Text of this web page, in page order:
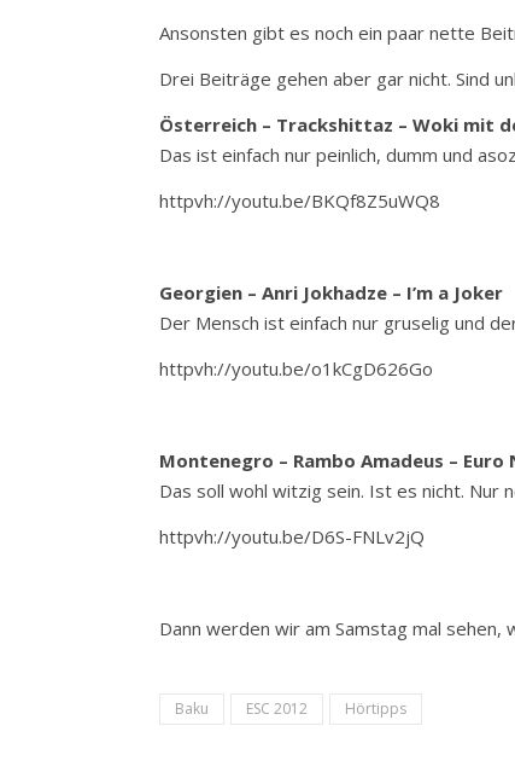
Ansonsten gibt es noch ein paar nette
Drei Beiträge gehen aber gar nicht. Sind
Österreich – Trackshittaz – Woki mit
Das ist einfach nur peinlich, dumm und
httpvh://youtu.be/BKQf8Z5uWQ8
Georgien – Anri Jokhadze – I’m a Joker
Der Mensch ist einfach nur gruselig und
httpvh://youtu.be/o1kCgD626Go
Montenegro – Rambo Amadeus – Euro
Das soll wohl witzig sein. Ist es nicht. Nur
httpvh://youtu.be/D6S-FNLv2jQ
Dann werden wir am Samstag mal sehen,
Baku ESC 2012 Hörtipps